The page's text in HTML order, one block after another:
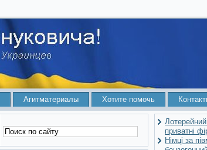
Агитматериалы Хотите помочь
приватні
Німці за